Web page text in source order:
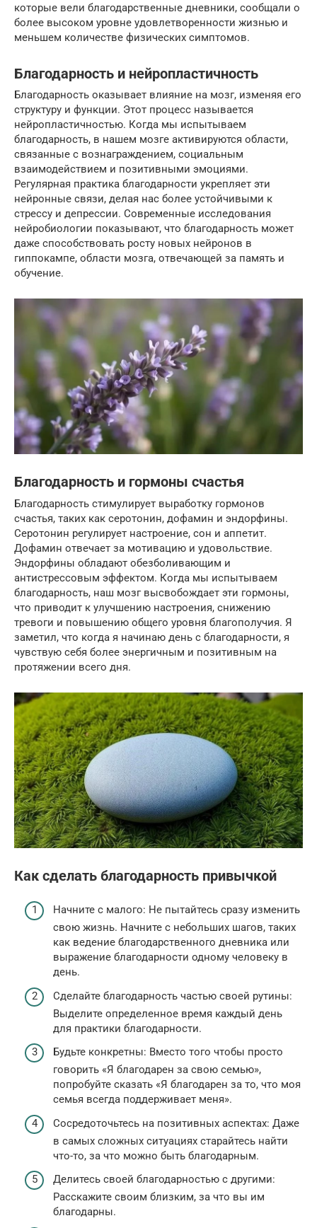
которые вели благодарственные дневники, сообщали о
более высоком уровне удовлетворенности жизнью и
меньшем количестве физических симптомов.
Благодарность и нейропластичность
Благодарность оказывает влияние на мозг, изменяя его
структуру и функции. Этот процесс называется
нейропластичностью. Когда мы испытываем
благодарность, в нашем мозге активируются области,
связанные с вознаграждением, социальным
взаимодействием и позитивными эмоциями.
Регулярная практика благодарности укрепляет эти
нейронные связи, делая нас более устойчивыми к
стрессу и депрессии. Современные исследования
нейробиологии показывают, что благодарность может
даже способствовать росту новых нейронов в
гиппокампе, области мозга, отвечающей за память и
обучение.
Благодарность и гормоны счастья
Благодарность стимулирует выработку гормонов
счастья, таких как серотонин, дофамин и эндорфины.
Серотонин регулирует настроение, сон и аппетит.
Дофамин отвечает за мотивацию и удовольствие.
Эндорфины обладают обезболивающим и
антистрессовым эффектом. Когда мы испытываем
благодарность, наш мозг высвобождает эти гормоны,
что приводит к улучшению настроения, снижению
тревоги и повышению общего уровня благополучия. Я
заметил, что когда я начинаю день с благодарности, я
чувствую себя более энергичным и позитивным на
протяжении всего дня.
Как сделать благодарность привычкой
Начните с малого: Не пытайтесь сразу изменить
свою жизнь. Начните с небольших шагов, таких
как ведение благодарственного дневника или
выражение благодарности одному человеку в
день.
Сделайте благодарность частью своей рутины:
Выделите определенное время каждый день
для практики благодарности.
Будьте конкретны: Вместо того чтобы просто
говорить «Я благодарен за свою семью»,
попробуйте сказать «Я благодарен за то, что моя
семья всегда поддерживает меня».
Сосредоточьтесь на позитивных аспектах: Даже
в самых сложных ситуациях старайтесь найти
что-то, за что можно быть благодарным.
Делитесь своей благодарностью с другими:
Расскажите своим близким, за что вы им
благодарны.